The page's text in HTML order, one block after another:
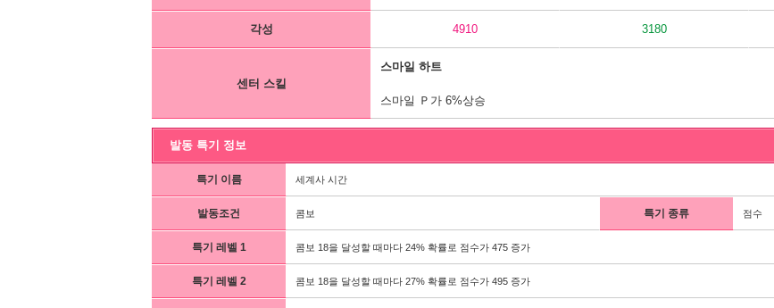
각성 4910 3180
센터 스킬
스마일 하트
스마일 Ｐ가 6%상승
발동 특기 정보
특기 이름 세계사 시간
발동조건 콤보 특기 종류 점수
특기 레벨 1 콤보 18을 달성할 때마다 24% 확률로 점수가 475 증가
특기 레벨 2 콤보 18을 달성할 때마다 27% 확률로 점수가 495 증가